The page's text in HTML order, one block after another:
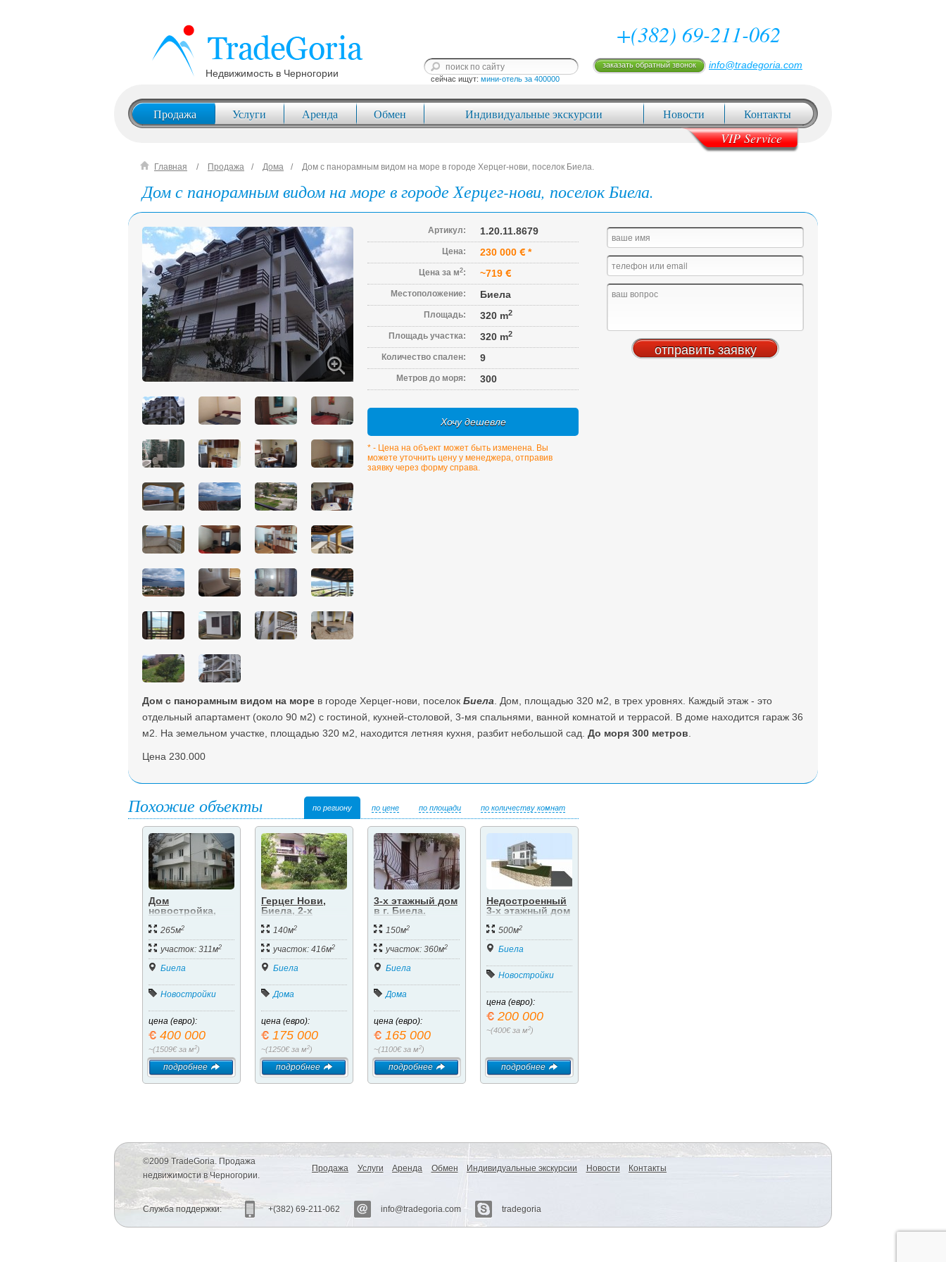
Недвижимость в Черногории
+(382) 69-211-062
сейчас ищут: мини-отель за 400000
заказать обратный звонок info@tradegoria.com
Продажа Услуги Аренда Обмен Индивидуальные экскурсии Новости Контакты
VIP Service
Главная Продажа Дома Дом с панорамным видом на море в городе Херцег-нови, поселок Биела.
Дом с панорамным видом на море в городе Херцег-нови, поселок Биела.
Артикул: 1.20.11.8679
Цена: 230 000 *
Цена за м2: ~719
Местоположение: Биела
Площадь: 320 m2
Площадь участка: 320 m2
Количество спален: 9
Метров до моря: 300
Хочу дешевле
* - Цена на объект может быть изменена. Вы
можете уточнить цену у менеджера, отправив
заявку через форму справа.
Дом с панорамным видом на море в городе Херцег-нови, поселок Биела . Дом, площадью 320 м2, в трех уровнях. Каждый этаж - это
отдельный апартамент (около 90 м2) с гостиной, кухней-столовой, 3-мя спальнями, ванной комнатой и террасой. В доме находится гараж 36
м2. На земельном участке, площадью 320 м2, находится летняя кухня, разбит небольшой сад. До моря 300 метров
Цена 230.000
Похожие объекты по региону по цене по площади по количеству комнат
Дом
новостройка,
береговая
линия.
265м2
участок: 311м2
Биела
Новостройки
цена (евро):
400 000
~(1509€ за м2)
подробнее
Герцег Нови,
Биела, 2-х
80-и метрах от
моря. .
140м2
участок: 416м2
Биела
Дома
цена (евро):
175 000
~(1250€ за м2)
подробнее
3-х этажный дом
в г. Биела.
150м2
участок: 360м2
Биела
Дома
цена (евро):
165 000
~(1100€ за м2)
подробнее
Недостроенный
3-х этажный дом
Нови.
500м2
Биела
Новостройки
цена (евро):
200 000
~(400€ за м2)
подробнее
©2009 TradeGoria. Продажа
недвижимости в Черногории.
Продажа Услуги Аренда Обмен Индивидуальные экскурсии Новости Контакты
Служба поддержки: +(382) 69-211-062 info@tradegoria.com tradegoria